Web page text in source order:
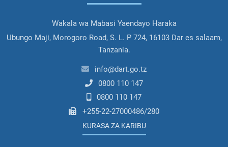
Wakala wa Mabasi Yaendayo Haraka
Ubungo Maji, Morogoro Road, S. L. P 724, 16103 Dar es salaam,
Tanzania.
info@dart.go.tz
0800 110 147
0800 110 147
+255-22-27000486/280
KURASA ZA KARIBU